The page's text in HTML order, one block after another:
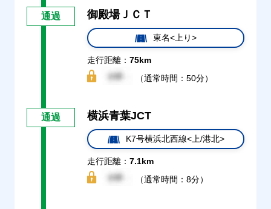
通過 御殿場ＪＣＴ
東名<上り>
走行距離： 75km
（通常時間：50分）
通過 横浜青葉JCT
K7号横浜北西線<上/港北>
走行距離： 7.1km
（通常時間：8分）